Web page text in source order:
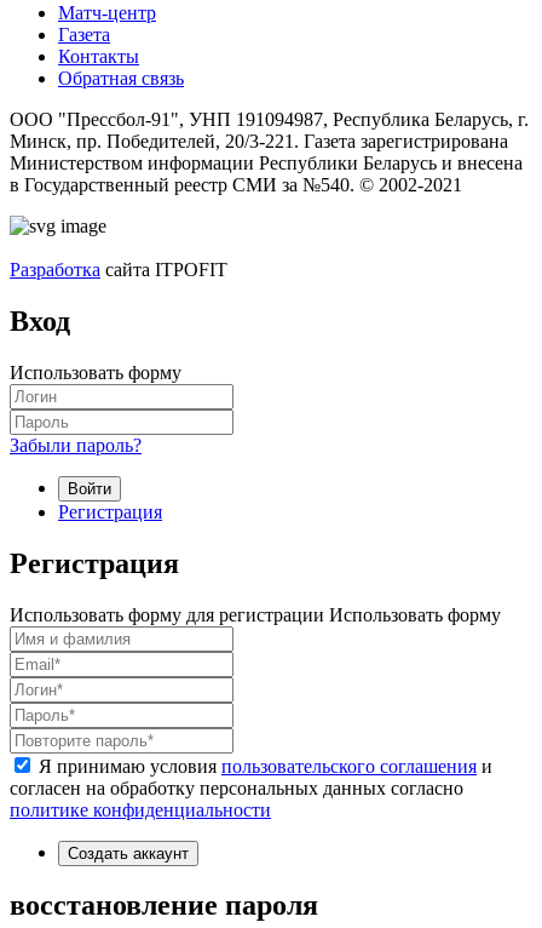
Матч-центр
Газета
Контакты
Обратная связь
ООО "Прессбол-91", УНП 191094987, Республика Беларусь, г.
Минск, пр. Победителей, 20/3-221. Газета зарегистрирована
Министерством информации Республики Беларусь и внесена
в Государственный реестр СМИ за №540. © 2002-2021
Разработка сайта ITPOFIT
Вход
Использовать форму
Забыли пароль?
Войти
Регистрация
Регистрация
Использовать форму для регистрации Использовать форму
Я принимаю условия пользовательского соглашения и
согласен на обработку персональных данных согласно
политике конфиденциальности
Создать аккаунт
восстановление пароля